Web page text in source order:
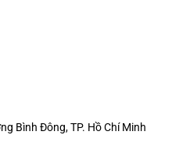
Bình Đông, TP. Hồ Chí Minh